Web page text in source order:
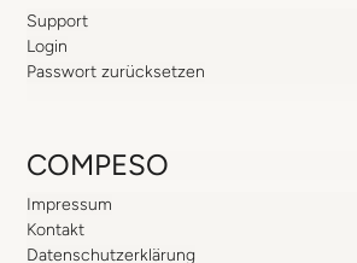
Support
Login
Passwort zurücksetzen
COMPESO
Impressum
Kontakt
Datenschutzerklärung